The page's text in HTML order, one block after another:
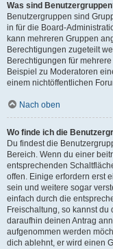
Was sind
Benutzergruppen sind
in für die Board-
kann mehreren Gruppen
Berechtigungen zugeteilt
Berechtigungen für
Beispiel zu Moderatoren
einem nichtöffentlichen
Nach oben
Wo finde ich die
Du findest die
Bereich. Wenn du einer
entsprechenden
offen. Einige erfordern erst
sein und weitere sogar
einfach durch die
Freischaltung, so kannst
daraufhin deinen Antrag
aufgenommen werden
dich ablehnt, er wird einen